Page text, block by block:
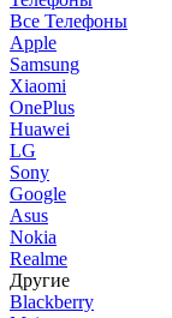
Все Телефоны
Apple
Samsung
Xiaomi
OnePlus
Huawei
LG
Sony
Google
Asus
Nokia
Realme
Другие
Blackberry